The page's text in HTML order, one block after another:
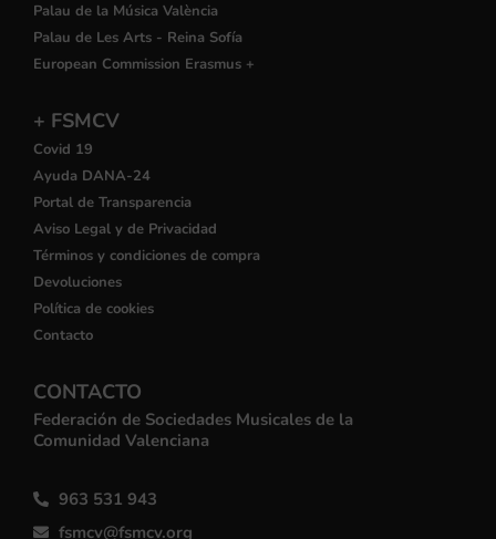
Palau de la Música València
Palau de Les Arts - Reina Sofía
European Commission Erasmus +
+ FSMCV
Covid 19
Ayuda DANA-24
Portal de Transparencia
Aviso Legal y de Privacidad
Términos y condiciones de compra
Devoluciones
Política de cookies
Contacto
CONTACTO
Federación de Sociedades Musicales de la
Comunidad Valenciana
963 531 943
fsmcv@fsmcv.org